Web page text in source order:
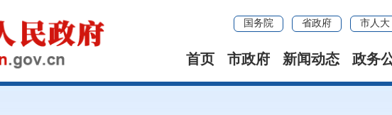
国务院 省政府 市人大
首页 市政府 新闻动态 政务